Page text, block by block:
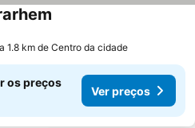
a 1.8 km de Centro da cidade
os preços
Ver preços